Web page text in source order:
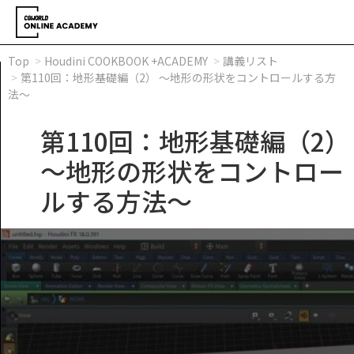
Top Houdini COOKBOOK +ACADEMY
講義リスト
第110回：地形基礎編（2） ～地形の形状をコントロールする方
法～
第110回：地形基礎編（2）
～地形の形状をコントロー
ルする方法～